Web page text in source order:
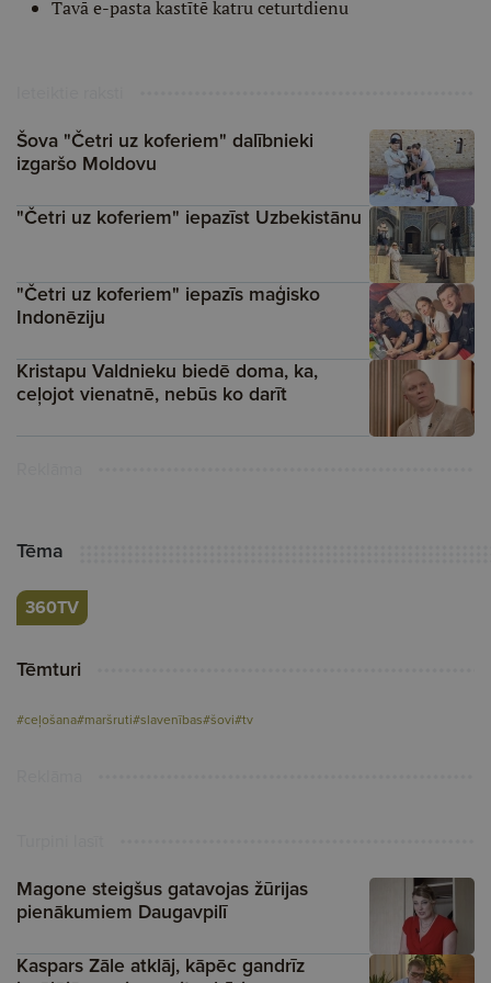
Tavā e-pasta kastītē katru ceturtdienu
Šova "Četri uz koferiem" dalībnieki
izgaršo Moldovu
"Četri uz koferiem" iepazīst Uzbekistānu
"Četri uz koferiem" iepazīs maģisko
Indonēziju
Kristapu Valdnieku biedē doma, ka,
ceļojot vienatnē, nebūs ko darīt
Tēma
360TV
Tēmturi
#ceļošana#maršruti#slavenības#šovi#tv
Magone steigšus gatavojas žūrijas
pienākumiem Daugavpilī
Kaspars Zāle atklāj, kāpēc gandrīz